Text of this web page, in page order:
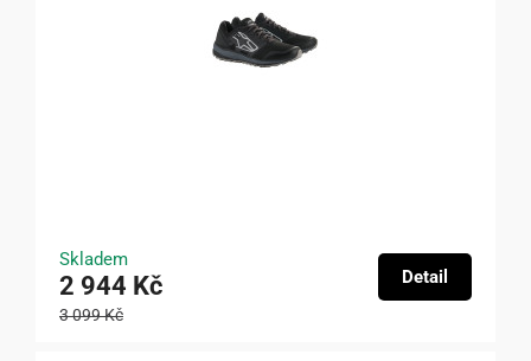
Skladem
2 944 Kč
3 099 Kč
Detail